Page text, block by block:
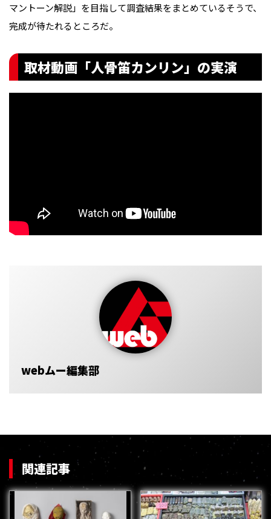
マントーン解説」を目指して調査結果をまとめているそうで、
完成が待たれるところだ。
取材動画「人骨笛カンリン」の実演
webムー編集部
関連記事